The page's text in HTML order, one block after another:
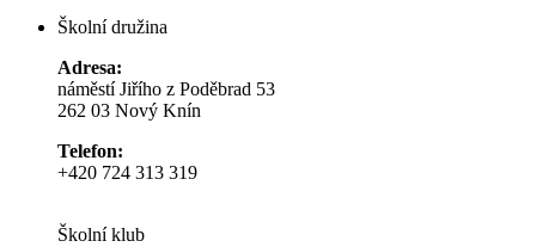
Školní družina
Adresa:
náměstí Jiřího z Poděbrad 53
262 03 Nový Knín
Telefon:
+420 724 313 319
Školní klub